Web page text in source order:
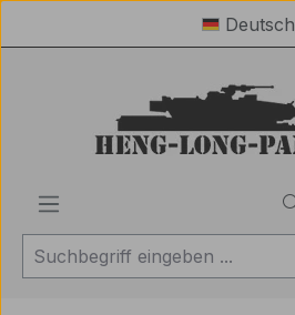
Zum Hauptinhalt springenDeutsch